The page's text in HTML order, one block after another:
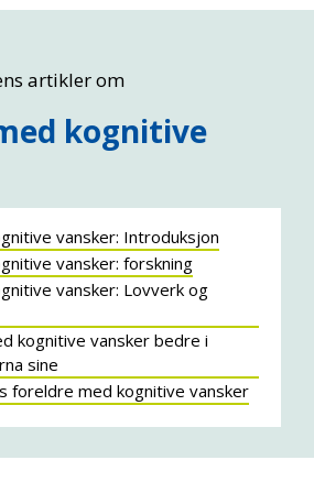
artikler om
kognitive
vansker: Introduksjon
vansker: forskning
vansker: Lovverk og
kognitive vansker bedre i
sine
foreldre med kognitive vansker